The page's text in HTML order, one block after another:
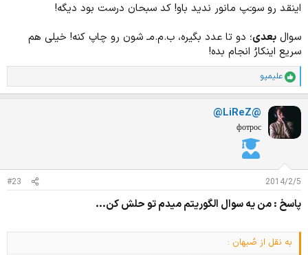
اینقد رو سوـَپ مانور ندید باو‌! کد سبحان درست بود دیگه!
سوال بعدی؛ دو تا عدد بگیره، ب.م.مـ شون رو چاپ کنه! خیلی هم
سریع اینکارُ انجام بده!
ا
م
ت
ز
:
علیمپو
@LiReZ@
фотрос
2014/2/5
#23
پاسخ : من يه سوال الگوريتم ميدم تو حلش كن...
به نقل از صُبهان :